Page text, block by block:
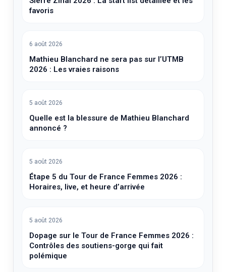
favoris
6 août 2026
Mathieu Blanchard ne sera pas sur l’UTMB
2026 : Les vraies raisons
5 août 2026
Quelle est la blessure de Mathieu Blanchard
annoncé ?
5 août 2026
Étape 5 du Tour de France Femmes 2026 :
Horaires, live, et heure d’arrivée
5 août 2026
Dopage sur le Tour de France Femmes 2026 :
Contrôles des soutiens-gorge qui fait
polémique